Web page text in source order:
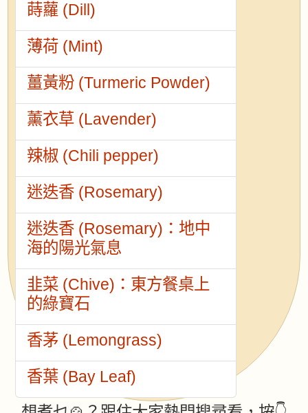
蒔蘿 (Dill)
薄荷 (Mint)
薑黃粉 (Turmeric Powder)
薰衣草 (Lavender)
辣椒 (Chili pepper)
迷迭香 (Rosemary)
迷迭香 (Rosemary)：地中
海的陽光氣息
韭菜 (Chive)：東方餐桌上
的綠寶石
香茅 (Lemongrass)
香葉 (Bay Leaf)